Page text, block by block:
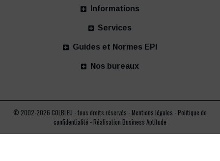
Informations
Services
Guides et Normes EPI
Nos bureaux
© 2002-2026 COLBLEU - tous droits réservés - Mentions légales - Politique de
confidentialité - Réalisation Business Aptitude